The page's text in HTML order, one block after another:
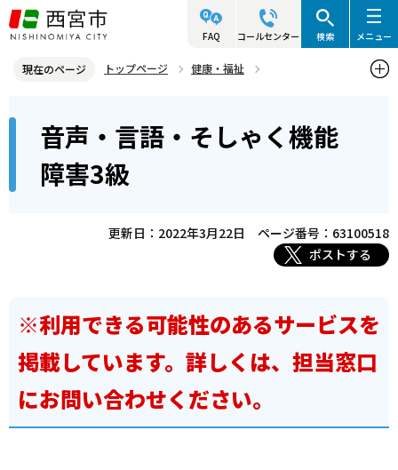
こ
の
ジ
頭
FAQ コールセンター 検索 メニュー
現在のページ トップページ
健康・福祉
音声・言語・そしゃく
音声・言語・そしゃく機能障害3級
音声・言語・そしゃく機能
障害3級
更新日：2022年3月22日
ページ番号：63100518
ポストする
※利用できる可能性のあるサービスを
掲載しています。詳しくは、担当窓口
にお問い合わせください。